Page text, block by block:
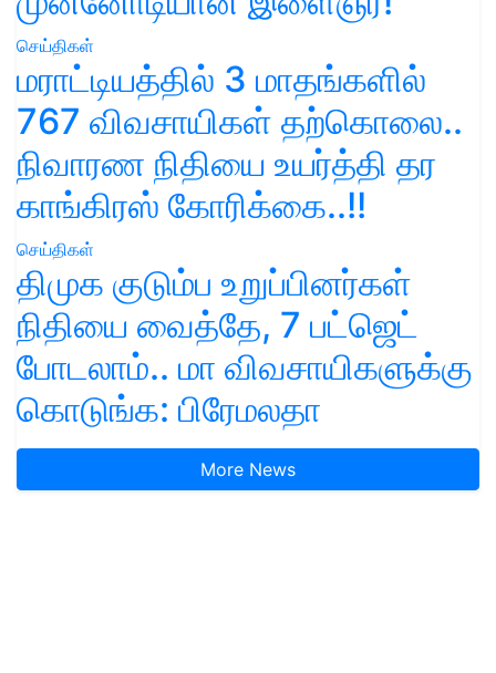
செய்திகள்
மராட்டியத்தில் 3 மாதங்களில்
767 விவசாயிகள் தற்கொலை..
நிவாரண நிதியை உயர்த்தி தர
காங்கிரஸ் கோரிக்கை..!!
செய்திகள்
திமுக குடும்ப உறுப்பினர்கள்
நிதியை வைத்தே, 7 பட்ஜெட்
போடலாம்.. மா விவசாயிகளுக்கு
கொடுங்க: பிரேமலதா
More News